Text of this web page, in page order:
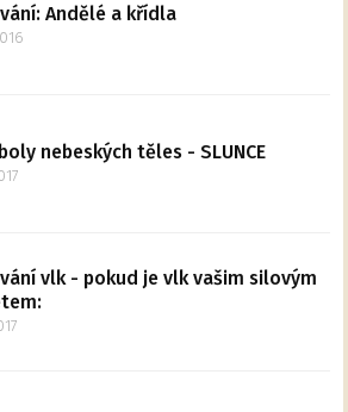
Andělé a křídla
nebeských těles - SLUNCE
vlk - pokud je vlk vašim silovým